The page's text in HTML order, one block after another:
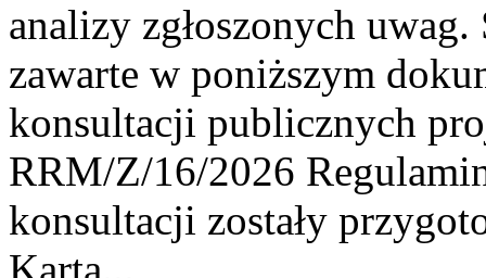
analizy zgłoszonych
zawarte w poniższym
konsultacji publicznych
RRM/Z/16/2026
konsultacji zostały